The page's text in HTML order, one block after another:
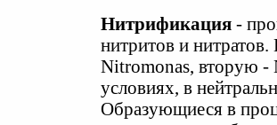
Нитрификация -
нитритов и
Nitromonas, вторую -
условиях, в
Образующиеся в